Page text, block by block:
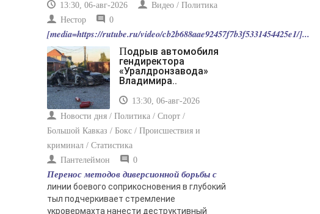
13:30, 06-авг-2026
Видео / Политика
Нестор
0
[media=https://rutube.ru/video/cb2b688aae92457f7b3f5331454425e1/]...
Подрыв автомобиля
гендиректора
«Уралдронзавода»
Владимира..
13:30, 06-авг-2026
Новости дня / Политика / Спорт /
Большой Кавказ / Бокс / Происшествия и
криминал / Статистика
Пантелеймон
0
Перенос методов диверсионной борьбы с
линии боевого соприкосновения в глубокий
тыл подчеркивает стремление
укровермахта нанести деструктивный